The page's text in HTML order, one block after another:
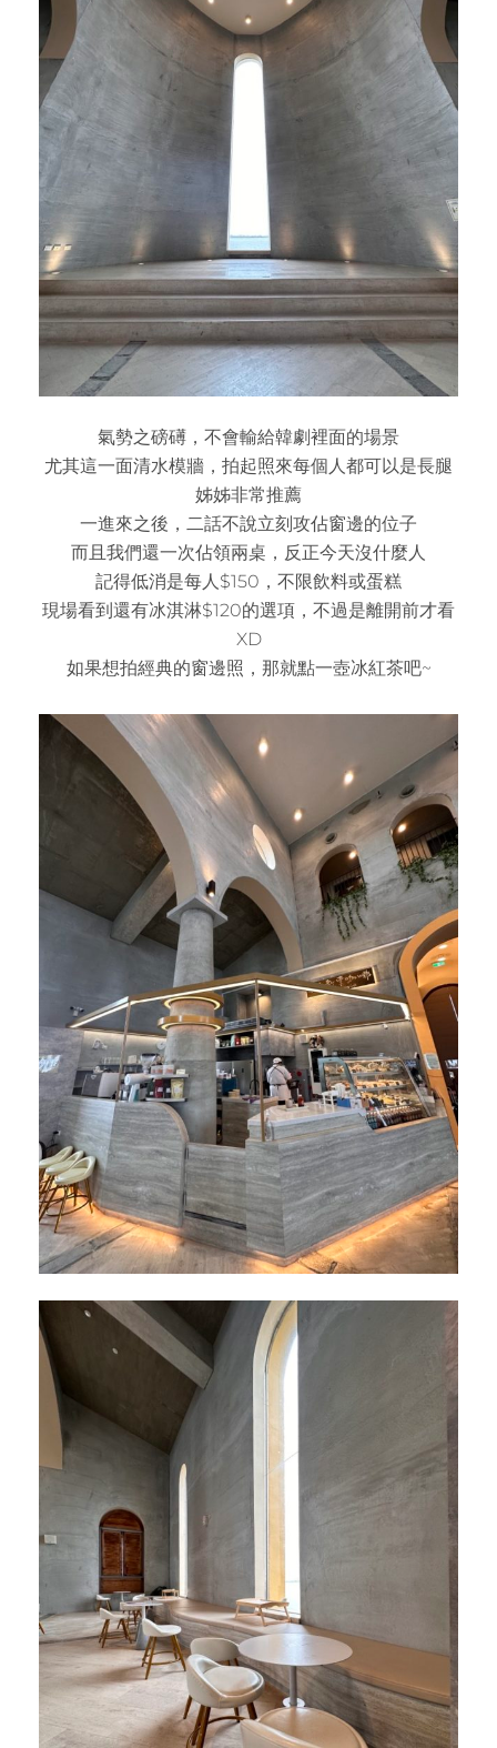
氣勢之磅礡，不會輸給韓劇裡面的場景
尤其這一面清水模牆，拍起照來每個人都可以是長腿
姊姊非常推薦
一進來之後，二話不說立刻攻佔窗邊的位子
而且我們還一次佔領兩桌，反正今天沒什麼人
記得低消是每人$150，不限飲料或蛋糕
現場看到還有冰淇淋$120的選項，不過是離開前才看
XD
如果想拍經典的窗邊照，那就點一壺冰紅茶吧~